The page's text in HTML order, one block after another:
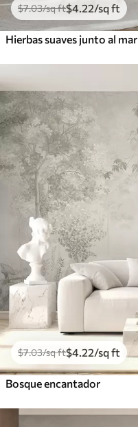
$7.03/sq ft$4 .22/sq ft
Hierbas suaves junto al mar
$7.03/sq ft$4 .22/sq ft
Bosque encantador